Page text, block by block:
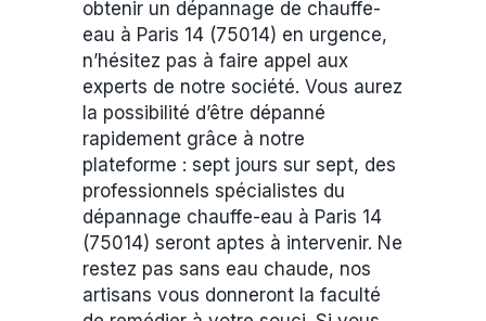
obtenir un dépannage de chauffe-
eau à Paris 14 (75014) en urgence,
n’hésitez pas à faire appel aux
experts de notre société. Vous aurez
la possibilité d’être dépanné
rapidement grâce à notre
plateforme : sept jours sur sept, des
professionnels spécialistes du
dépannage chauffe-eau à Paris 14
(75014) seront aptes à intervenir. Ne
restez pas sans eau chaude, nos
artisans vous donneront la faculté